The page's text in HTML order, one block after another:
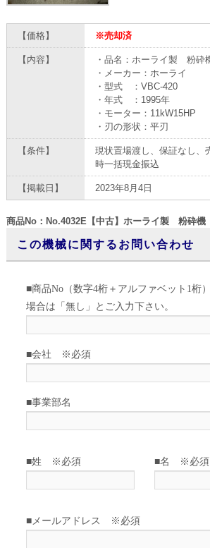
【価格】 ※売却済
【内容】
・品名：ホーライ製 粉
・メーカー：ホーライ
・型式 ：VBC-420
・年式 ：1995年
・モーター：11kW15HP
・刃の形状：平刃
【条件】
現状置場渡し、保証なし、
時一括現金振込
【掲載日】 2023年8月4日
商品No：No.4032E【中古】ホーライ製 粉砕
この機械に関するお問い合わせ